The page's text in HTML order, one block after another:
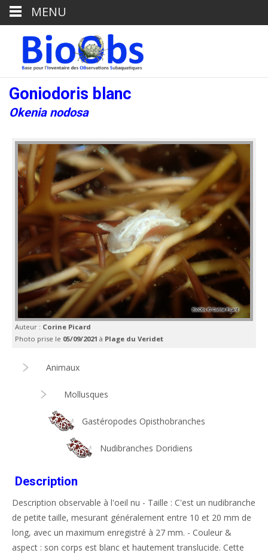
Goniodoris blanc
Okenia nodosa
Auteur : Corine Picard
Photo prise le 05/09/2021 à Plage du Veridet
Animaux
Mollusques
Gastéropodes Opisthobranches
Nudibranches Doridiens
Description
Description observable à l'oeil nu - Taille : C'est un nudibranche
de petite taille, mesurant généralement entre 10 et 20 mm de
long, avec un maximum enregistré à 27 mm. - Couleur &
aspect : son corps est blanc et hautement translucide. Cette
MENU